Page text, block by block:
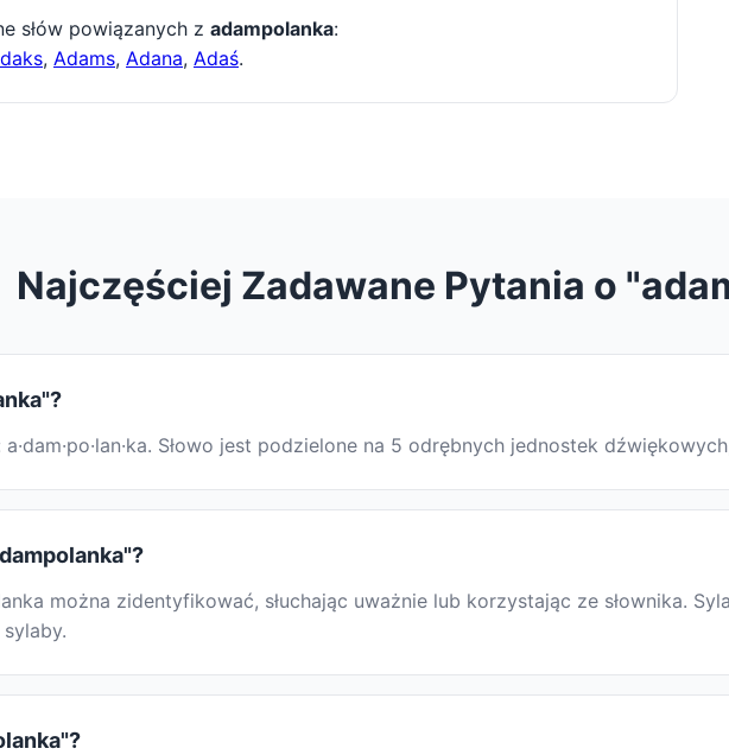
słów powiązanych z adampolanka:
, Adams, Adana, Adaś.
Najczęściej Zadawane Pytania o
a·dam·po·lan·ka. Słowo jest podzielone na 5 odrębnych jednostek
można zidentyfikować, słuchając uważnie lub korzystając ze słownika.